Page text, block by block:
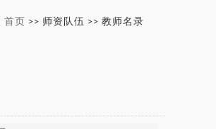
首页 >> 师资队伍 >> 教师名录